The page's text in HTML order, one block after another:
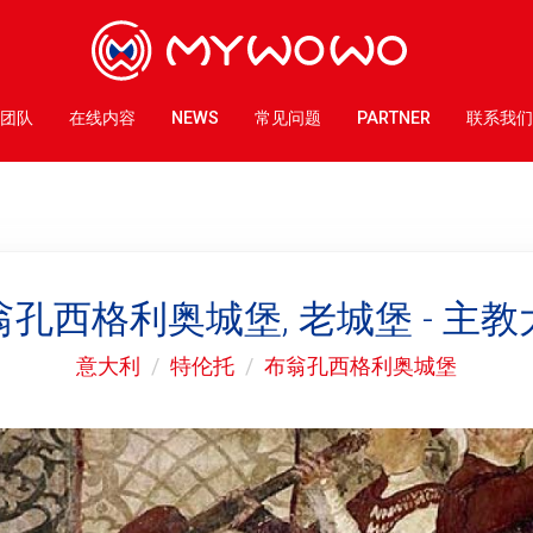
团队 在线内容 NEWS 常见问题 PARTNER 联系我们
孔西格利奥城堡, 老城堡 - 主教
意大利 特伦托 布翁孔西格利奥城堡